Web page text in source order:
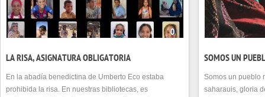
0
LA RISA, ASIGNATURA OBLIGATORIA
En la abadía benedictina de Umberto Eco estaba
prohibida la risa. En nuestras bibliotecas, es
SOMOS UN
Somos un pueblo
saharauis, gloria